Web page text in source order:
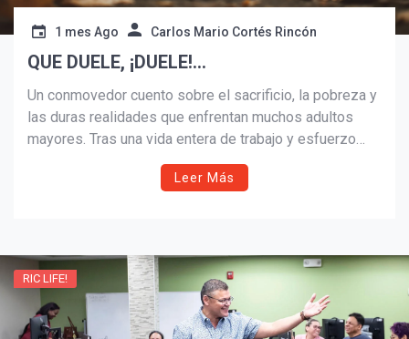
1 mes Ago Carlos Mario Cortés Rincón
QUE DUELE, ¡DUELE!…
Un conmovedor cuento sobre el sacrificio, la pobreza y
las duras realidades que enfrentan muchos adultos
mayores. Tras una vida entera de trabajo y esfuerzo
para sostener a su familia, don Pedro se enfrenta al
abandono, la soledad y la fragilidad de la dignidad
Leer Más
RIC LIFE!